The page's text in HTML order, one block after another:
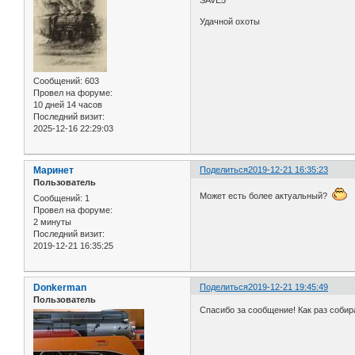
Сообщений: 603
Провел на форуме:
10 дней 14 часов
Последний визит:
2025-12-16 22:29:03
Удачной охоты
Поделиться2019-12-21 16:35:23
Маринет
Пользователь
Сообщений: 1
Провел на форуме:
2 минуты
Последний визит:
2019-12-21 16:35:25
Может есть более актуальный?
Поделиться2019-12-21 19:45:49
Donkerman
Пользователь
Спасибо за сообщение! Как раз